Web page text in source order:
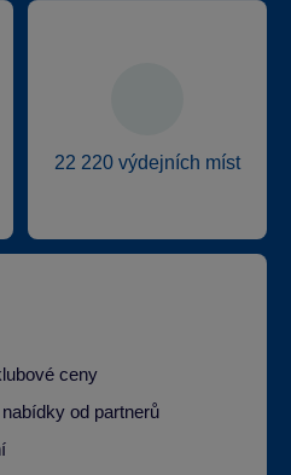
22 220 výdejních míst
ceny
od partnerů